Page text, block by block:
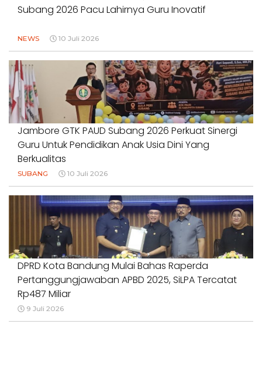
Subang 2026 Pacu Lahirnya Guru Inovatif
NEWS 10 Juli 2026
Jambore GTK PAUD Subang 2026 Perkuat Sinergi
Guru Untuk Pendidikan Anak Usia Dini Yang
Berkualitas
SUBANG 10 Juli 2026
DPRD Kota Bandung Mulai Bahas Raperda
Pertanggungjawaban APBD 2025, SiLPA Tercatat
Rp487 Miliar
9 Juli 2026